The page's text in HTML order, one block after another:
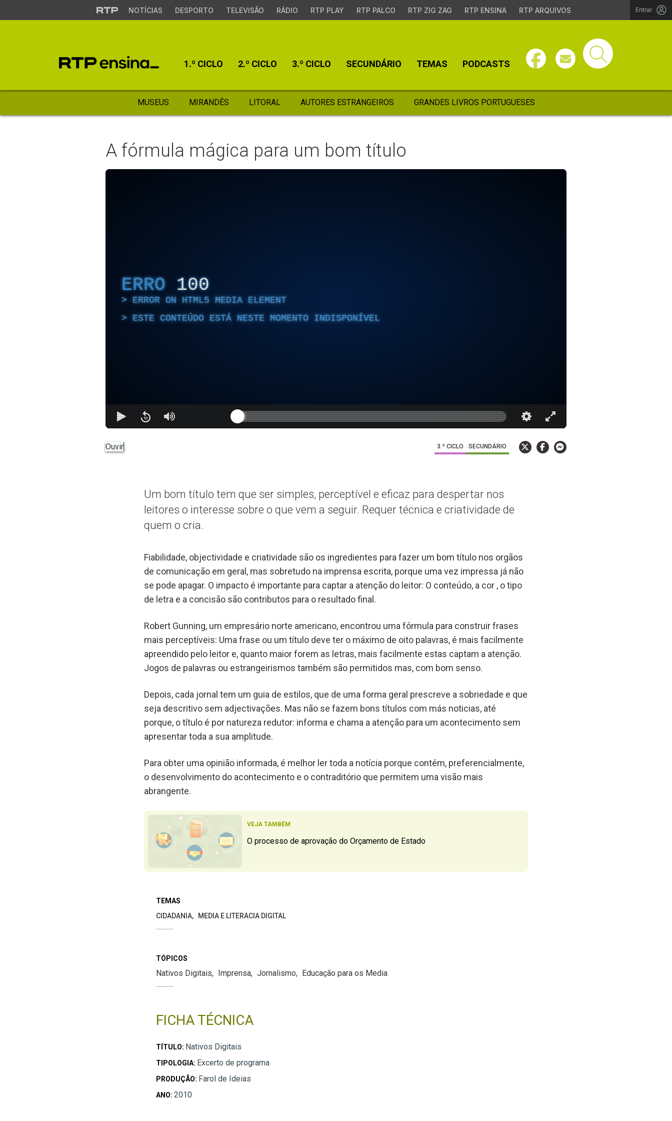
NOTÍCIAS DESPORTO TELEVISÃO RÁDIO RTP PLAY RTP PALCO RTP ZIG ZAG RTP ENSINA RTP ARQUIVOS Entrar
1.º CICLO 2.º CICLO 3.º CICLO SECUNDÁRIO TEMAS PODCASTS
MUSEUS MIRANDÊS LITORAL AUTORES ESTRANGEIROS GRANDES LIVROS PORTUGUESES
A fórmula mágica para um bom título
ERRO 100
ERROR ON HTML5 MEDIA ELEMENT
ESTE CONTEÚDO ESTÁ NESTE MOMENTO INDISPONÍVEL
Ouvir 3.º CICLO SECUNDÁRIO
Um bom título tem que ser simples, perceptível e eficaz para despertar nos
leitores o interesse sobre o que vem a seguir. Requer técnica e criatividade de
quem o cria.
Fiabilidade, objectividade e criatividade são os ingredientes para fazer um bom título nos orgãos
de comunicação em geral, mas sobretudo na imprensa escrita, porque uma vez impressa já não
se pode apagar. O impacto é importante para captar a atenção do leitor: O conteúdo, a cor , o tipo
de letra e a concisão são contributos para o resultado final.
Robert Gunning, um empresário norte americano, encontrou uma fórmula para construir frases
mais perceptíveis: Uma frase ou um título deve ter o máximo de oito palavras, é mais facilmente
apreendido pelo leitor e, quanto maior forem as letras, mais facilmente estas captam a atenção.
Jogos de palavras ou estrangeirismos também são permitidos mas, com bom senso.
Depois, cada jornal tem um guia de estilos, que de uma forma geral prescreve a sobriedade e que
seja descritivo sem adjectivações. Mas não se fazem bons títulos com más noticias, até
porque, o título é por natureza redutor: informa e chama a atenção para um acontecimento sem
apresentar toda a sua amplitude.
Para obter uma opinião informada, é melhor ler toda a notícia porque contém, preferencialmente,
o desenvolvimento do acontecimento e o contraditório que permitem uma visão mais
abrangente.
VEJA TAMBÉM
O processo de aprovação do Orçamento de Estado
TEMAS
CIDADANIA
MEDIA E LITERACIA DIGITAL
TÓPICOS
Nativos Digitais Imprensa Jornalismo Educação para os Media
FICHA TÉCNICA
TÍTULO: Nativos Digitais
TIPOLOGIA: Excerto de programa
PRODUÇÃO: Farol de Ideias
ANO: 2010